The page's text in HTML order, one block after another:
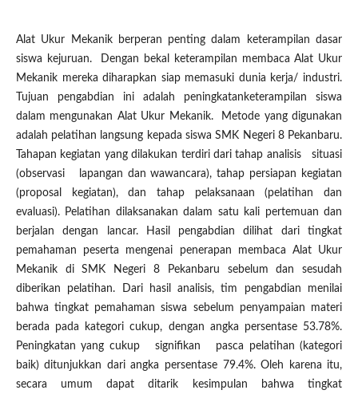
Alat Ukur Mekanik berperan penting dalam keterampilan dasar
siswa kejuruan. Dengan bekal keterampilan membaca Alat Ukur
Mekanik mereka diharapkan siap memasuki dunia kerja/ industri.
Tujuan pengabdian ini adalah peningkatanketerampilan siswa
dalam mengunakan Alat Ukur Mekanik. Metode yang digunakan
adalah pelatihan langsung kepada siswa SMK Negeri 8 Pekanbaru.
Tahapan kegiatan yang dilakukan terdiri dari tahap analisis situasi
(observasi lapangan dan wawancara), tahap persiapan kegiatan
(proposal kegiatan), dan tahap pelaksanaan (pelatihan dan
evaluasi). Pelatihan dilaksanakan dalam satu kali pertemuan dan
berjalan dengan lancar. Hasil pengabdian dilihat dari tingkat
pemahaman peserta mengenai penerapan membaca Alat Ukur
Mekanik di SMK Negeri 8 Pekanbaru sebelum dan sesudah
diberikan pelatihan. Dari hasil analisis, tim pengabdian menilai
bahwa tingkat pemahaman siswa sebelum penyampaian materi
berada pada kategori cukup, dengan angka persentase 53.78%.
Peningkatan yang cukup signifikan pasca pelatihan (kategori
baik) ditunjukkan dari angka persentase 79.4%. Oleh karena itu,
secara umum dapat ditarik kesimpulan bahwa tingkat